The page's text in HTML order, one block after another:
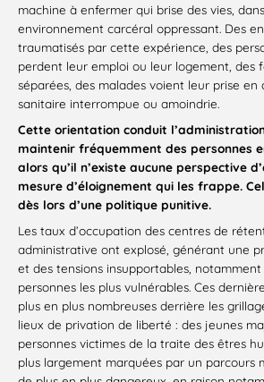
machine à enfermer qui brise des vies,
environnement carcéral oppressant. Des
traumatisés par cette expérience, des
perdent leur emploi ou leur logement, des
séparées, des malades voient leur prise en
sanitaire interrompue ou amoindrie.
Cette orientation conduit
maintenir fréquemment des personnes
alors qu’il n’existe aucune perspective
mesure d’éloignement qui les frappe.
dès lors d’une politique punitive.
Les taux d’occupation des centres de
administrative ont explosé, générant une
et des tensions insupportables,
personnes les plus vulnérables. Ces
plus en plus nombreuses derrière les
lieux de privation de liberté : des jeunes
personnes victimes de la traite des êtres
plus largement marquées par un parcours